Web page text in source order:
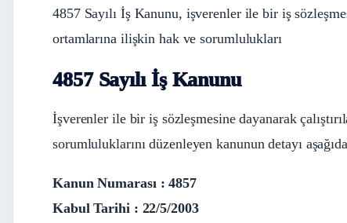
4857 Sayılı İş Kanunu, işverenler ile bir iş
ortamlarına ilişkin hak ve sorumlulukları
4857 Sayılı İş Kanunu
İşverenler ile bir iş sözleşmesine dayanarak
sorumluluklarını düzenleyen kanunun detayı
Kanun Numarası : 4857
Kabul Tarihi : 22/5/2003